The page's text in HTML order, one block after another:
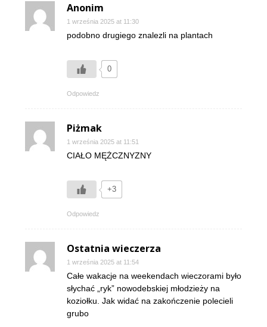
Anonim
1 września 2025 at 11:30
podobno drugiego znalezli na plantach
0
Odpowiedz
Piżmak
1 września 2025 at 11:51
CIAŁO MĘŻCZNYZNY
+3
Odpowiedz
Ostatnia wieczerza
1 września 2025 at 11:54
Całe wakacje na weekendach wieczorami było
słychać „ryk” nowodebskiej młodzieży na
koziołku. Jak widać na zakończenie polecieli
grubo